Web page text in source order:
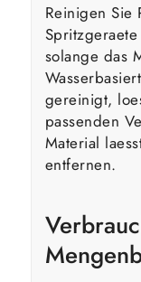
Reinigen Sie
solange das
gereinigt,
passenden
Material
entfernen.